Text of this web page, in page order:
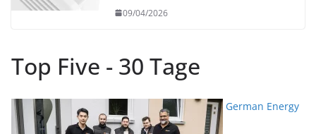
09/04/2026
Top Five - 30 Tage
German Energy